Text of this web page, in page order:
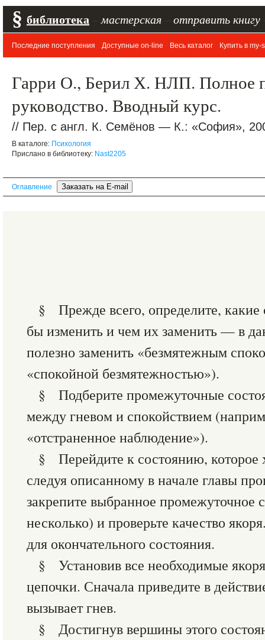
§ библиотека мастерская отправить книгу
Последние поступления Доступные on-line Весь каталог Купить в my-
Гарри О., Берил Х. НЛП. Полное
руководство. Вводный курс.
// Пер. с англ. К. Семёнов — К.: «София»,
В каталоге: Психология
Прислано в библиотеку: Nast2205
Оглавление
§ Прежде всего, определите, какие
бы изменить и чем их заменить — в
полезно заменить «безмятежным
«спокойной безмятежностью»).
§ Подберите промежуточные
между гневом и спокойствием
«отстраненное наблюдение»).
§ Перейдите к состоянию, которое
следуя описанному в начале главы
закрепите выбранное промежуточное
несколько) и проверьте качество
для окончательного состояния.
§ Установив все необходимые
цепочки. Сначала приведите в
вызывает гнев.
§ Достигнув вершины этого